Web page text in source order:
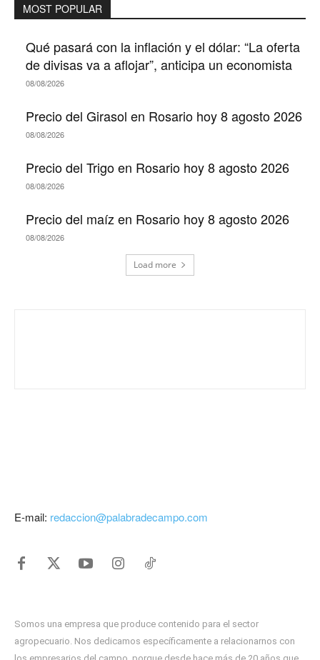
MOST POPULAR
Qué pasará con la inflación y el dólar: “La oferta
de divisas va a aflojar”, anticipa un economista
08/08/2026
Precio del Girasol en Rosario hoy 8 agosto 2026
08/08/2026
Precio del Trigo en Rosario hoy 8 agosto 2026
08/08/2026
Precio del maíz en Rosario hoy 8 agosto 2026
08/08/2026
Load more
E-mail: redaccion@palabradecampo.com
Somos una empresa que produce contenido para el sector
agropecuario. Nos dedicamos específicamente a relacionarnos con